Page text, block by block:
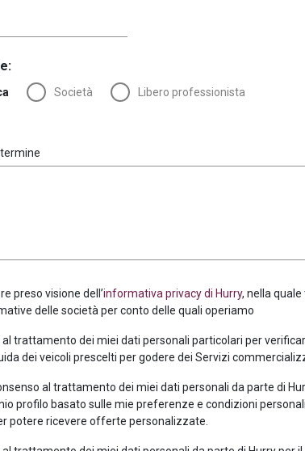
Società Libero professionista
preso visione dell’informativa privacy di Hurry, nella
delle società per conto delle quali operiamo
al trattamento dei miei dati personali particolari per
dei veicoli prescelti per godere dei Servizi
al trattamento dei miei dati personali da parte di
profilo basato sulle mie preferenze e condizioni
potere ricevere offerte personalizzate.